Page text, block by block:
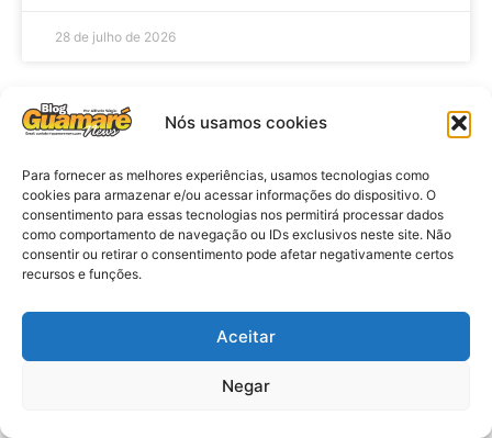
Nós usamos cookies
Para fornecer as melhores experiências, usamos tecnologias como
cookies para armazenar e/ou acessar informações do dispositivo. O
consentimento para essas tecnologias nos permitirá processar dados
como comportamento de navegação ou IDs exclusivos neste site. Não
consentir ou retirar o consentimento pode afetar negativamente certos
recursos e funções.
Aceitar
Negar
28 de julho de 2026
Eleições 2026: procuradores e